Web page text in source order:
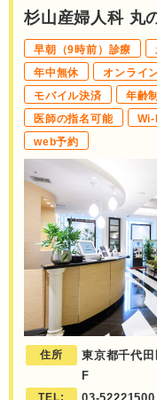
杉山産婦人科 丸
早朝（9時前）診療
年中無休
オンライ
モバイル決済
年齢
医師の指名可能
Wi-
web予約
住所
東京都千代
F
TEL: